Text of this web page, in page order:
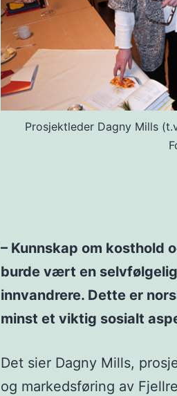
Prosjektleder Dagny Mills
– Kunnskap om kosthold
burde vært en
innvandrere. Dette er
minst et viktig sosialt
Det sier Dagny Mills,
og markedsføring av